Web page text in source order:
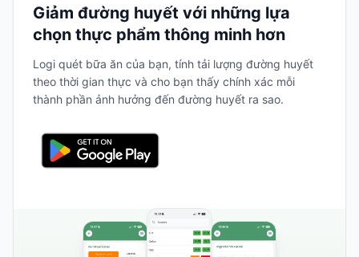
Giảm đường huyết với những lựa
chọn thực phẩm thông minh hơn
Logi quét bữa ăn của bạn, tính tải lượng đường huyết
theo thời gian thực và cho bạn thấy chính xác mỗi
thành phần ảnh hưởng đến đường huyết ra sao.